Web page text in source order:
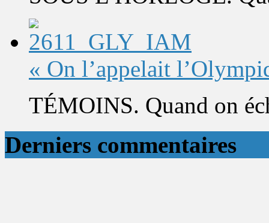
« On l’appelait
TÉMOINS. Quand on
Derniers commentaires